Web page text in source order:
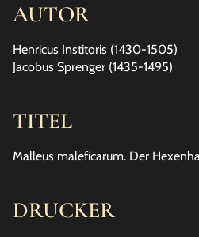
AUTOR
Henricus Institoris (1430-1505)
Jacobus Sprenger (1435-1495)
TITEL
Malleus maleficarum. Der
DRUCKER